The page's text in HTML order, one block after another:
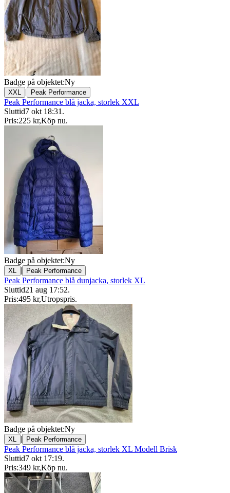
Badge på objektet:Ny
XXL | Peak Performance
Peak Performance blå jacka, storlek XXL
Sluttid7 okt 18:31 .
Pris:225 kr,Köp nu.
Badge på objektet:Ny
XL | Peak Performance
Peak Performance blå dunjacka, storlek XL
Sluttid21 aug 17:52.
Pris:495 kr,Utropspris.
Badge på objektet:Ny
XL | Peak Performance
Peak Performance blå jacka, storlek XL Modell Brisk
Sluttid7 okt 17:19.
Pris:349 kr,Köp nu.